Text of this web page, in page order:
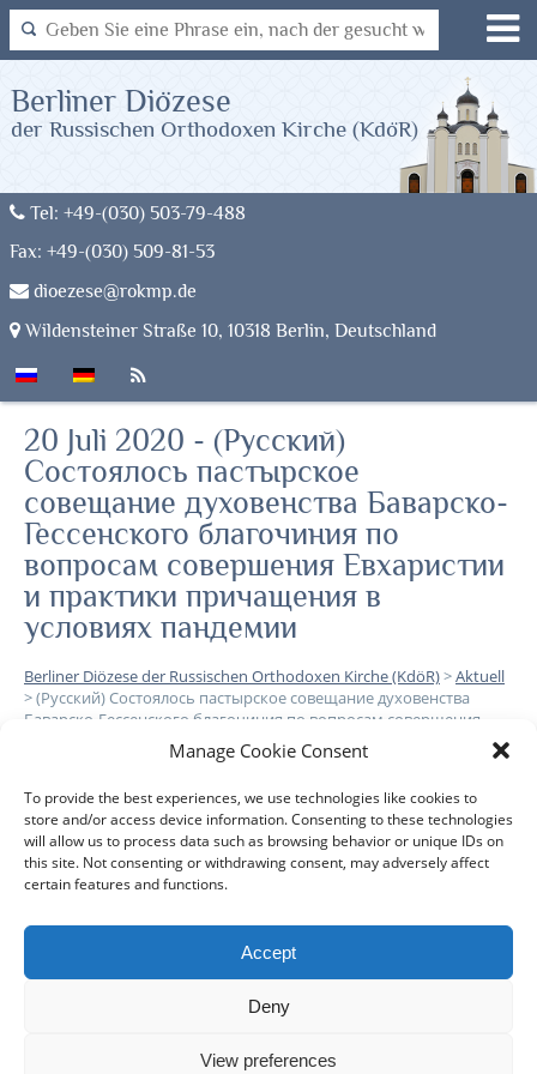
Manage Cookie Consent
To provide the best experiences, we use technologies like cookies to
store and/or access device information. Consenting to these technologies
will allow us to process data such as browsing behavior or unique IDs on
this site. Not consenting or withdrawing consent, may adversely affect
certain features and functions.
Accept
Deny
View preferences
Tel: +49-(030) 503-79-488
Fax: +49-(030) 509-81-53
dioezese@rokmp.de
Wildensteiner Straße 10, 10318 Berlin, Deutschland
Berliner Diözese
der Russischen Orthodoxen Kirche (KdöR)
20 Juli 2020 - (Русский)
Состоялось пастырское
совещание духовенства Баварско-
Гессенского благочиния по
вопросам совершения Евхаристии
и практики причащения в
условиях пандемии
Berliner Diözese der Russischen Orthodoxen Kirche (KdöR)>Aktuell
>(Русский) Состоялось пастырское совещание духовенства
Баварско-Гессенского благочиния по вопросам совершения
Евхаристии и практики причащения в условиях пандемии
Leider ist der Eintrag nur aufРусскийverfügbar.
DIÖZESE IMPRESSUM